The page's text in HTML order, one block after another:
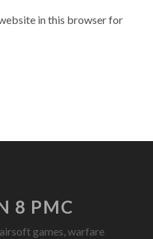
in this browser for
8 PMC
games, warfare